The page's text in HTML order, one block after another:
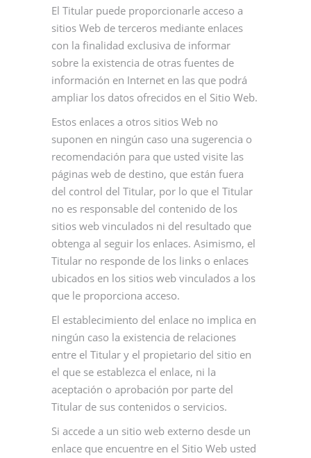
El Titular puede proporcionarle acceso a
sitios Web de terceros mediante enlaces
con la finalidad exclusiva de informar
sobre la existencia de otras fuentes de
información en Internet en las que podrá
ampliar los datos ofrecidos en el Sitio Web.
Estos enlaces a otros sitios Web no
suponen en ningún caso una sugerencia o
recomendación para que usted visite las
páginas web de destino, que están fuera
del control del Titular, por lo que el Titular
no es responsable del contenido de los
sitios web vinculados ni del resultado que
obtenga al seguir los enlaces. Asimismo, el
Titular no responde de los links o enlaces
ubicados en los sitios web vinculados a los
que le proporciona acceso.
El establecimiento del enlace no implica en
ningún caso la existencia de relaciones
entre el Titular y el propietario del sitio en
el que se establezca el enlace, ni la
aceptación o aprobación por parte del
Titular de sus contenidos o servicios.
Si accede a un sitio web externo desde un
enlace que encuentre en el Sitio Web usted